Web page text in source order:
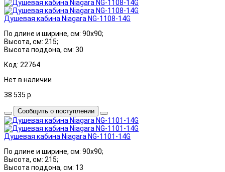
Душевая кабина Niagara NG-1108-14G
По длине и ширине, см: 90x90;
Высота, см: 215;
Высота поддона, см: 30
Код: 22764
Нет в наличии
38 535 р.
Сообщить о поступлении
Душевая кабина Niagara NG-1101-14G
По длине и ширине, см: 90x90;
Высота, см: 215;
Высота поддона, см: 13